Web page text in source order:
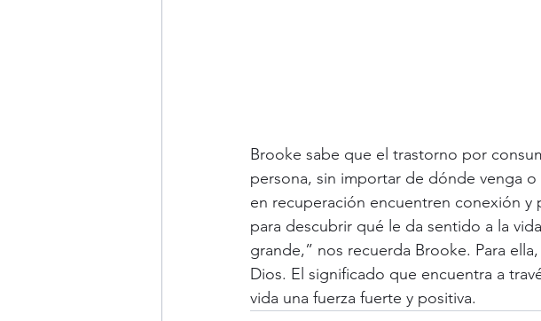
Brooke sabe que el trastorno por
persona, sin importar de dónde venga
en recuperación encuentren conexión
para descubrir qué le da sentido a la
grande,” nos recuerda Brooke. Para
Dios. El significado que encuentra a
vida una fuerza fuerte y positiva.